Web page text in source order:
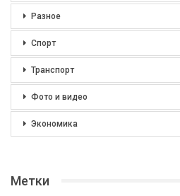
Разное
Спорт
Транспорт
Фото и видео
Экономика
Метки